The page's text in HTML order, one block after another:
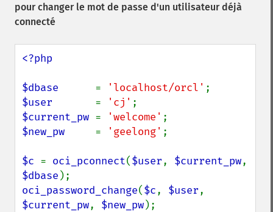
pour changer le mot de passe d'un utilisateur déjà
connecté
<?php
$dbase = 'localhost/orcl'
$user = 'cj'
$current_pw = 'welcome'
$new_pw = 'geelong' ;
$c = oci_pconnect($user, $current_pw
$dbase
oci_password_change($c, $user
$current_pw, $new_pw);